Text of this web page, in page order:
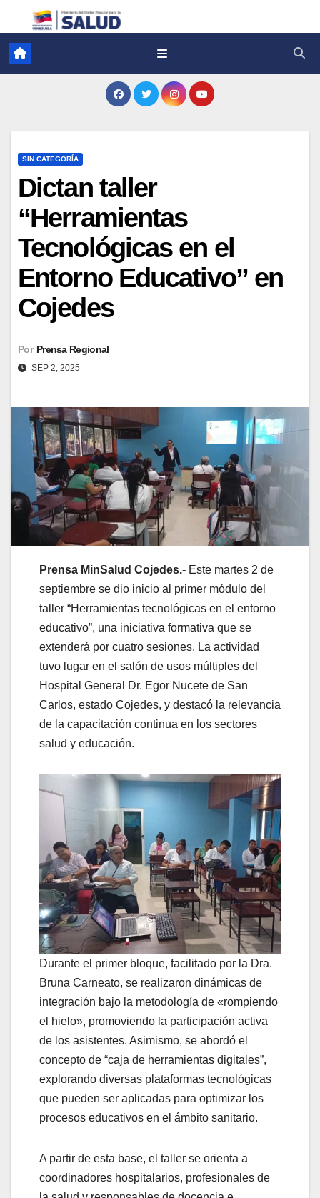
SIN CATEGORÍA
Dictan taller
“Herramientas
Tecnológicas en el
Entorno Educativo” en
Cojedes
Por Prensa Regional
SEP 2, 2025
Prensa MinSalud Cojedes.- Este martes 2 de
septiembre se dio inicio al primer módulo del
taller “Herramientas tecnológicas en el entorno
educativo”, una iniciativa formativa que se
extenderá por cuatro sesiones. La actividad
tuvo lugar en el salón de usos múltiples del
Hospital General Dr. Egor Nucete de San
Carlos, estado Cojedes, y destacó la relevancia
de la capacitación continua en los sectores
salud y educación.
Durante el primer bloque, facilitado por la Dra.
Bruna Carneato, se realizaron dinámicas de
integración bajo la metodología de «rompiendo
el hielo», promoviendo la participación activa
de los asistentes. Asimismo, se abordó el
concepto de “caja de herramientas digitales”,
explorando diversas plataformas tecnológicas
que pueden ser aplicadas para optimizar los
procesos educativos en el ámbito sanitario.
A partir de esta base, el taller se orienta a
coordinadores hospitalarios, profesionales de